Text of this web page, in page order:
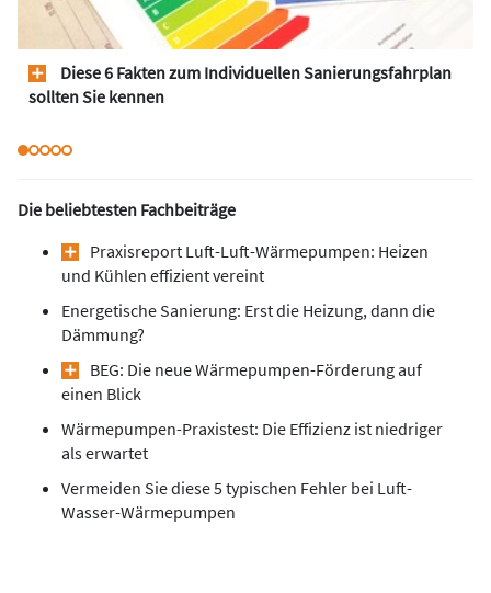
Diese 6 Fakten zum Individuellen Sanierungsfahrplan
sollten Sie kennen
Die beliebtesten Fachbeiträge
Praxisreport Luft-Luft-Wärmepumpen: Heizen
und Kühlen effizient vereint
Energetische Sanierung: Erst die Heizung, dann die
Dämmung?
BEG: Die neue Wärmepumpen-Förderung auf
einen Blick
Wärmepumpen-Praxistest: Die Effizienz ist niedriger
als erwartet
Vermeiden Sie diese 5 typischen Fehler bei Luft-
Wasser-Wärmepumpen